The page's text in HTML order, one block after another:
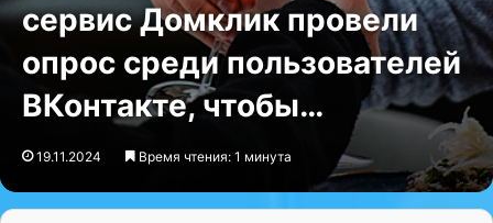
сервис Домклик провели
опрос среди пользователей
ВКонтакте, чтобы…
19.11.2024 Время чтения: 1 минута